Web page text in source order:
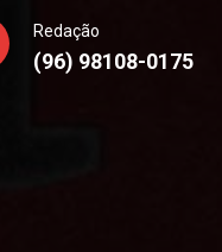
Redação
(96) 98108-0175